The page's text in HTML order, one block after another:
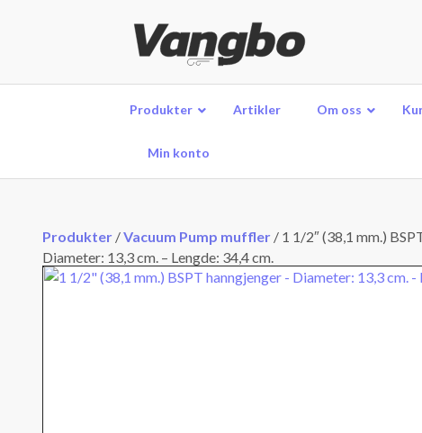
Produkter Artikler Om oss
Min konto
Produkter /Vacuum Pump muffler / 1 1/2″ (38,1 mm.)
Diameter: 13,3 cm. – Lengde: 34,4 cm.